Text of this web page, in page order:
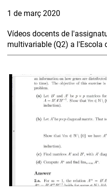
1 de març 2020
Vídeos docents de
multivariable (Q2) a l'Escola